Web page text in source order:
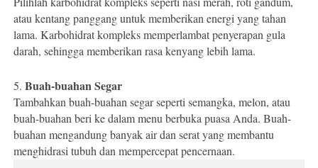
atau kentang panggang untuk memberikan energi yang tahan
lama. Karbohidrat kompleks memperlambat penyerapan gula
darah, sehingga memberikan rasa kenyang lebih lama.
5.Buah-buahan Segar
Tambahkan buah-buahan segar seperti semangka, melon, atau
buah-buahan beri ke dalam menu berbuka puasa Anda. Buah-
buahan mengandung banyak air dan serat yang membantu
menghidrasi tubuh dan mempercepat pencernaan.